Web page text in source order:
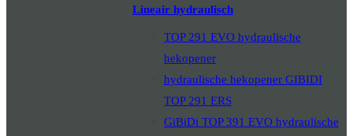
Lineair hydraulisch
TOP 291 EVO hydraulische
hekopener
hydraulische hekopener GIBIDI
TOP 291 ERS
GiBiDi TOP 391 EVO hydraulische